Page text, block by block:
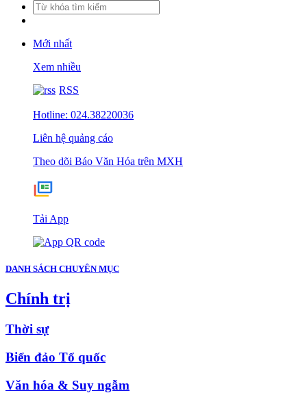
Mới nhất
Xem nhiều
RSS
Hotline: 024.38220036
Liên hệ quảng cáo
Theo dõi Báo Văn Hóa trên MXH
Tải App
DANH SÁCH CHUYÊN MỤC
Chính trị
Thời sự
Biển đảo Tổ quốc
Văn hóa & Suy ngẫm